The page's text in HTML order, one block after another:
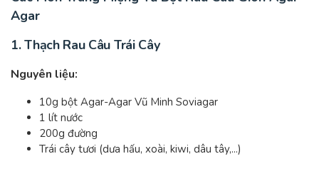
Agar
1. Thạch Rau Câu Trái Cây
Nguyên liệu:
10g bột Agar-Agar Vũ Minh Soviagar
1 lít nước
200g đường
Trái cây tươi (dưa hấu, xoài, kiwi, dâu tây,...)